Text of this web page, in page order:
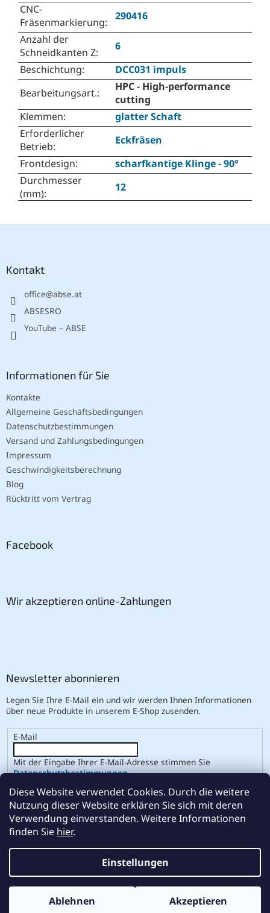
Diese Website verwendet Cookies. Durch die weitere
Nutzung dieser Website erklären Sie sich mit deren
Verwendung einverstanden. Weitere Informationen
finden Sie hier.
Einstellungen
Ablehnen Akzeptieren
CNC-
Fräsenmarkierung:
290416
Anzahl der
Schneidkanten Z:
6
Beschichtung:
DCC031 impuls
Bearbeitungsart.:
HPC - High-performance
cutting
Klemmen:
glatter Schaft
Erforderlicher
Betrieb:
Eckfräsen
Frontdesign:
scharfkantige Klinge - 90°
Durchmesser
(mm): 12
Kontakt
office@abse.at
ABSESRO
YouTube – ABSE
Informationen für Sie
Kontakte
Allgemeine Geschäftsbedingungen
Datenschutzbestimmungen
Versand und Zahlungsbedingungen
Impressum
Geschwindigkeitsberechnung
Blog
Rücktritt vom Vertrag
Facebook
Wir akzeptieren online-Zahlungen
Newsletter abonnieren
Legen Sie Ihre E-Mail ein und wir werden Ihnen Informationen
über neue Produkte in unserem E-Shop zusenden.
E-Mail
Mit der Eingabe Ihrer E-Mail-Adresse stimmen Sie
Datenschutzbestimmungen.
ANMELDEN
Copyright 2026ABSE. Alle Rechte vorbehalten.Cookie-
Einstellungen ändern